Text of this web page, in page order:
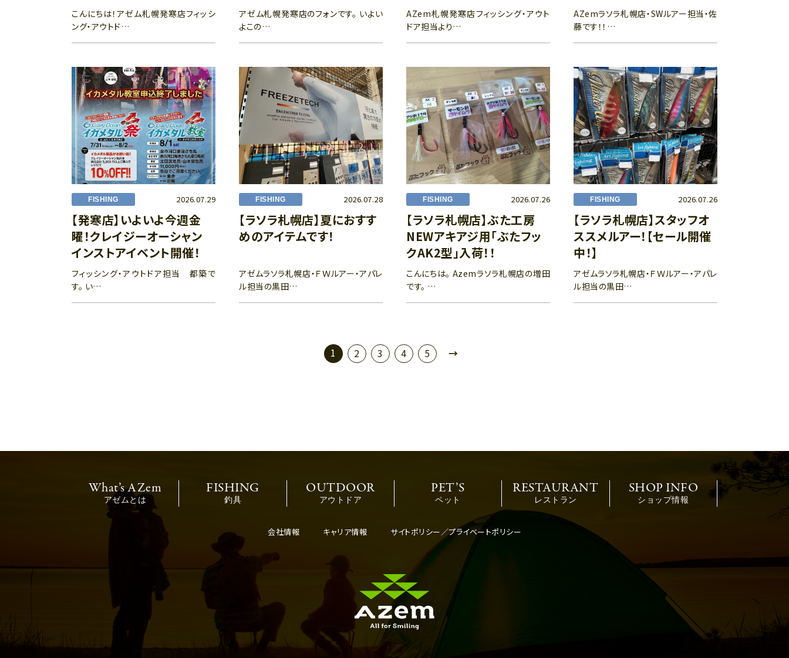
こんにちは！アゼム札幌発寒店フィッシ
ング・アウトド…
アゼム札幌発寒店のフォンです。 いよい
よこの…
AZem札幌発寒店フィッシング・アウト
ドア担当より…
AZemラソラ札幌店・SWルアー担当・佐
藤です！！…
FISHING 2026.07.29
【発寒店】いよいよ今週金
曜！クレイジーオーシャン
インストアイベント開催！
フィッシング・アウトドア担当 都築で
す。 い…
FISHING 2026.07.28
【ラソラ札幌店】夏におすす
めのアイテムです！
アゼムラソラ札幌店・ＦＷルアー・アパレ
ル担当の黒田…
FISHING 2026.07.26
【ラソラ札幌店】ぶた工房
NEWアキアジ用「ぶたフッ
クAK2型」入荷！！
こんにちは。 Azemラソラ札幌店の増田
です。 …
FISHING 2026.07.26
【ラソラ札幌店】スタッフオ
ススメルアー！【セール開催
中！】
アゼムラソラ札幌店・ＦＷルアー・アパレ
ル担当の黒田…
1 2 3 4 5 →
What’s AZem
アゼムとは
FISHING
釣具
OUTDOOR
アウトドア
PET’S
ペット
RESTAURANT
レストラン
SHOP INFO
ショップ情報
会社情報 キャリア情報 サイトポリシー／プライベートポリシー